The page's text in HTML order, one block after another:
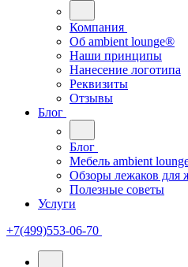
Компания
Oб ambient lounge®
Наши принципы
Нанесение логотипа
Реквизиты
Отзывы
Блог
Блог
Мебель ambient
Обзоры лежаков для
Полезные советы
Услуги
+7(499)553-06-70